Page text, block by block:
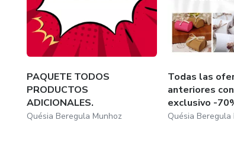
PAQUETE TODOS
PRODUCTOS
ADICIONALES.
Quésia Beregula Munhoz
Todas las
anteriores
exclusivo -
Quésia Beregula